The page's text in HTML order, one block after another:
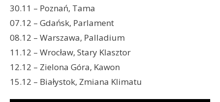
30.11 – Poznań, Tama
07.12 – Gdańsk, Parlament
08.12 – Warszawa, Palladium
11.12 – Wrocław, Stary Klasztor
12.12 – Zielona Góra, Kawon
15.12 – Białystok, Zmiana Klimatu